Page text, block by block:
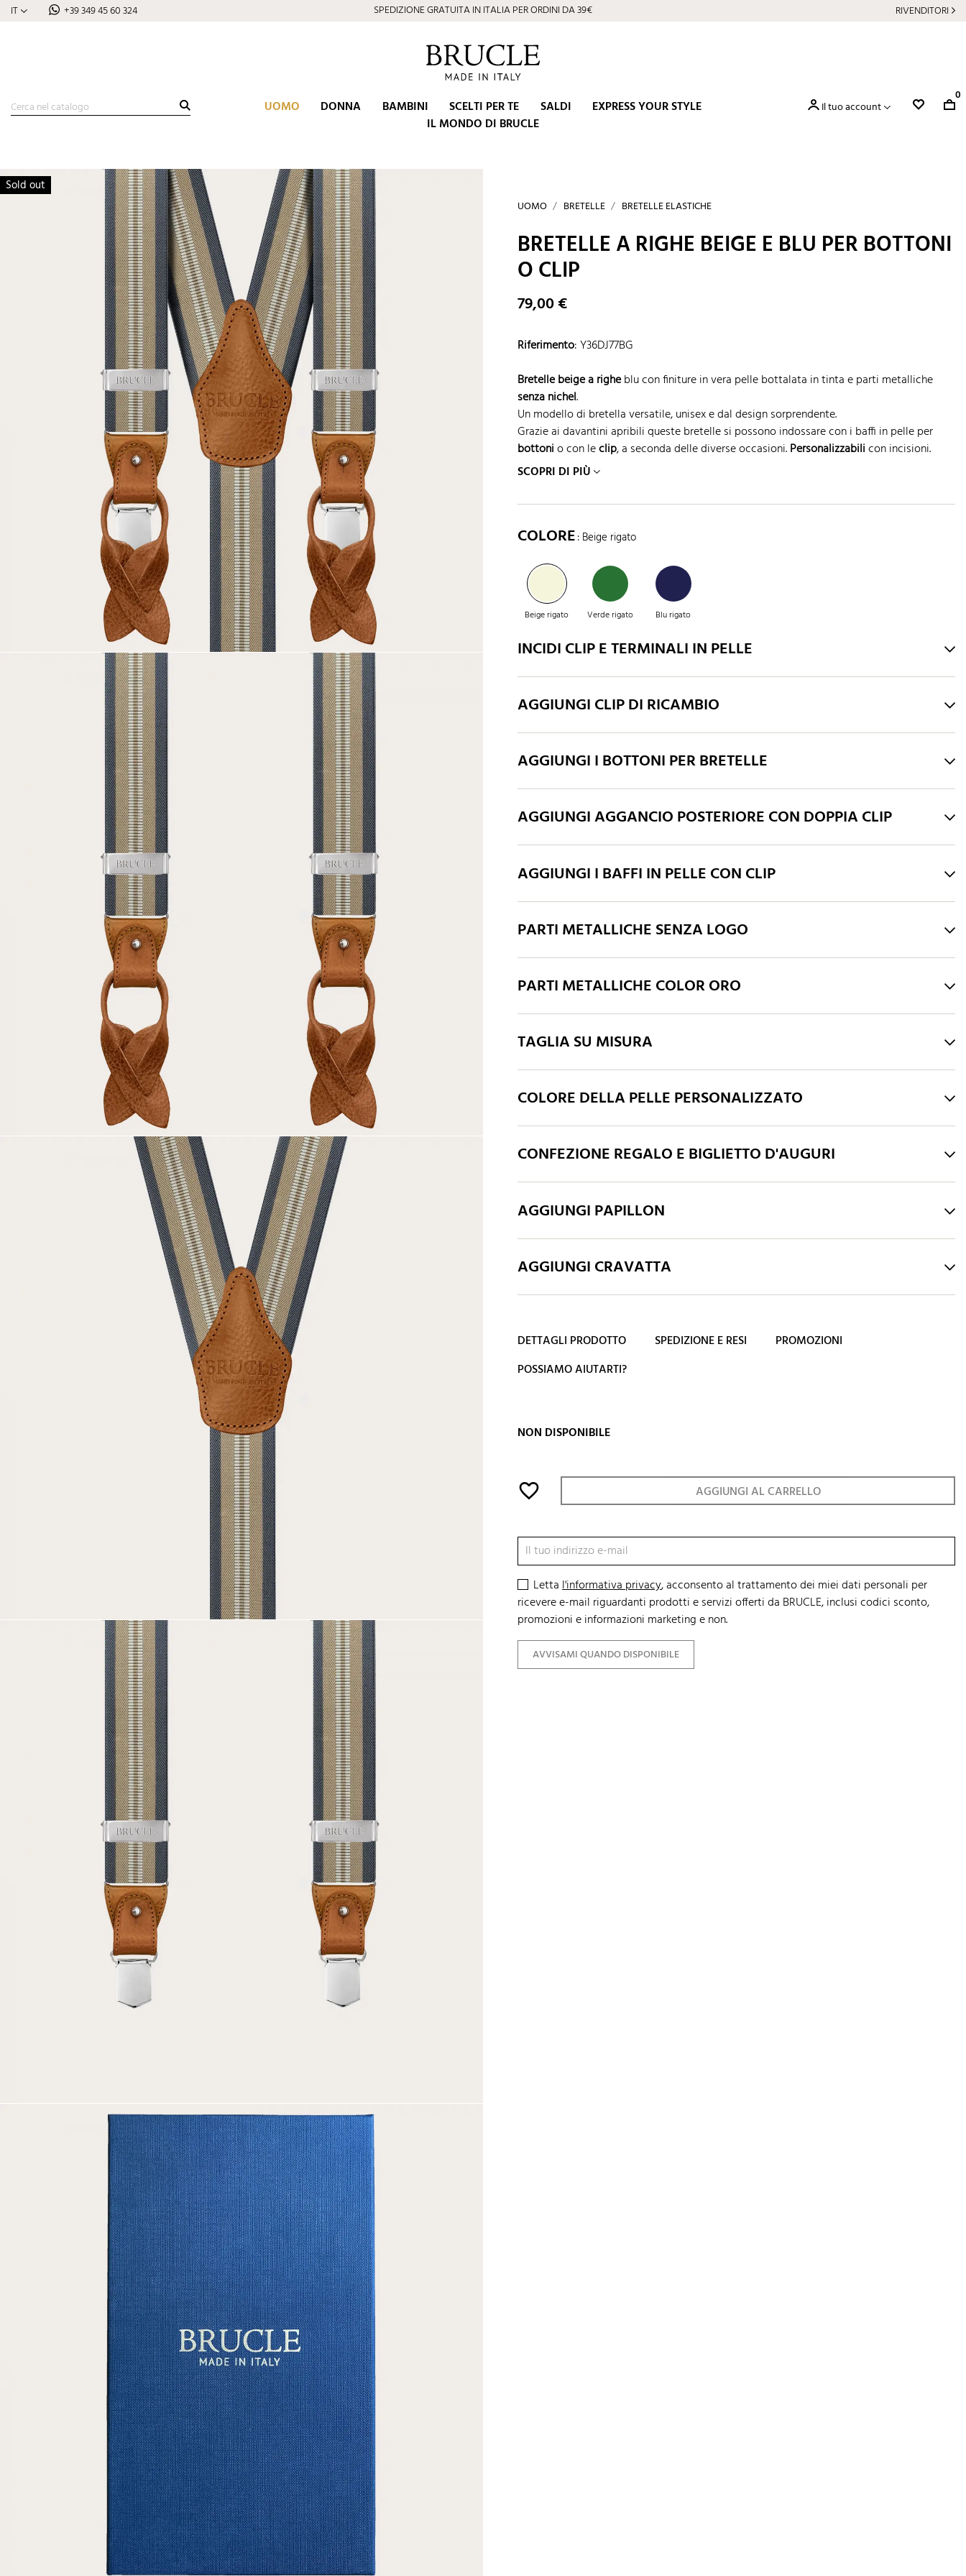
IT +39 349 45 60 324 SPEDIZIONE GRATUITA IN ITALIA PER ORDINI DA 39€ RIVENDITORI
UOMO DONNA BAMBINI SCELTI PER TE SALDI
EXPRESS YOUR STYLE
IL MONDO DI BRUCLE
Il tuo account
0
Sold out
UOMO BRETELLE BRETELLE ELASTICHE
BRETELLE A RIGHE BEIGE E BLU PER BOTTONI
O CLIP
79,00 €
Riferimento:Y36DJ77BG
Bretelle beige a righeblu con finiture in vera pelle bottalata in tinta e parti metalliche
senza nichel.
Un modello di bretella versatile, unisex e dal design sorprendente.
Grazie ai davantini apribili queste bretelle si possono indossare con i baffi in pelle per
bottonio con leclip, a seconda delle diverse occasioni.Personalizzabilicon incisioni.
SCOPRI DI PIÙ
COLORE: Beige rigato
Beige rigato Verde rigato Blu rigato
INCIDI CLIP E TERMINALI IN PELLE
AGGIUNGI CLIP DI RICAMBIO
AGGIUNGI I BOTTONI PER BRETELLE
AGGIUNGI AGGANCIO POSTERIORE CON DOPPIA CLIP
AGGIUNGI I BAFFI IN PELLE CON CLIP
PARTI METALLICHE SENZA LOGO
PARTI METALLICHE COLOR ORO
TAGLIA SU MISURA
COLORE DELLA PELLE PERSONALIZZATO
CONFEZIONE REGALO E BIGLIETTO D'AUGURI
AGGIUNGI PAPILLON
AGGIUNGI CRAVATTA
DETTAGLI PRODOTTO SPEDIZIONE E RESI
PROMOZIONI
POSSIAMO AIUTARTI?
NON DISPONIBILE
favorite_border AGGIUNGI AL CARRELLO
Lettal'informativa privacy, acconsento al trattamento dei miei dati personali per
ricevere e-mail riguardanti prodotti e servizi offerti da BRUCLE, inclusi codici sconto,
promozioni e informazioni marketing e non.
AVVISAMI QUANDO DISPONIBILE